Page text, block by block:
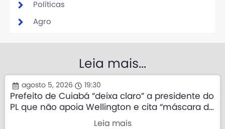
Políticas
Agro
Leia mais...
agosto 5, 2026 19:30
Prefeito de Cuiabá “deixa claro” a presidente do
PL que não apoia Wellington e cita “máscara da
Leia mais